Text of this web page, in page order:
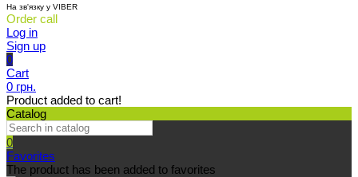
На зв'язку у VIBER
Order call
Log in
Sign up
0
Cart
0 грн.
Product added to cart!
Catalog
0
Favorites
The product has been added to favorites